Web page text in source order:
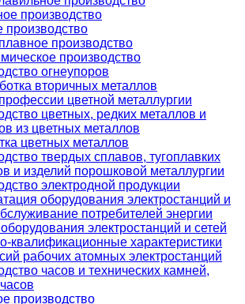
производство
производство
производство
производство
огнеупоров
вторичных металлов
цветной металлургии
цветных, редких металлов и
из цветных металлов
цветных металлов
твердых сплавов, тугоплавких
и изделий порошковой металлургии
электродной продукции
оборудования электростанций и
потребителей энергии
электростанций и сетей
квалификационные характеристики
рабочих атомных электростанций
часов и технических камней,
производство